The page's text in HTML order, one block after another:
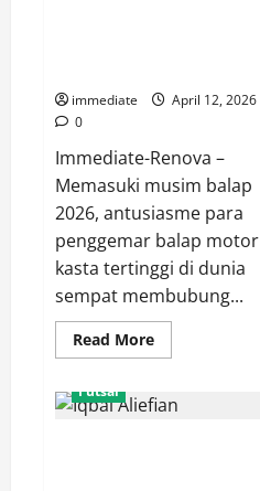
Jakarta
immediate
April 12, 2026
0
Immediate-Renova –
Memasuki musim balap
2026, antusiasme para
penggemar balap motor
kasta tertinggi di dunia
sempat membubung...
Read MoreRead
more
Pilu
Alex
Futsal